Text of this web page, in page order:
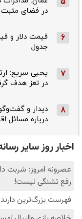
در فضای مثبت
6
جدول
7
یحیی سریع:
در تعز هدف
8
دیدار و
درباره مسائل